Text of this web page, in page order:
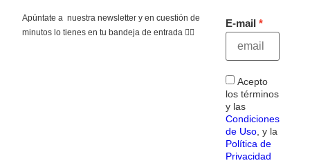
Apúntate a nuestra newsletter y en cuestión de
minutos lo tienes en tu bandeja de entrada 👇🏻
E-mail
Acepto
los términos
y las
Condiciones
de Uso, y la
Política de
Privacidad